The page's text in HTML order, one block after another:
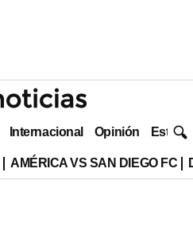
Internacional Opinión Estilo
AMÉRICA VS SAN DIEGO FC